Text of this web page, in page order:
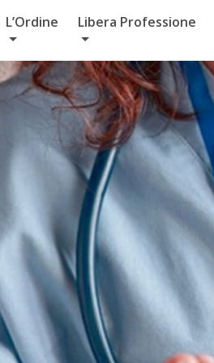
L’Ordine Libera Professione